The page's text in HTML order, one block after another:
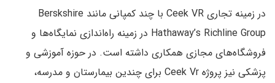
در زمینه تجاری Ceek VR با چند کمپانی مانند Berskshire
Hathaway’s Richline Group در زمینه راه‌اندازی نمایگاه‌ها و
فروشگاه‌های مجازی همکاری داشته است. در حوزه آموزشی و
پزشکی نیز پروژه Ceek Vr برای چندین بیمارستان و مدرسه،